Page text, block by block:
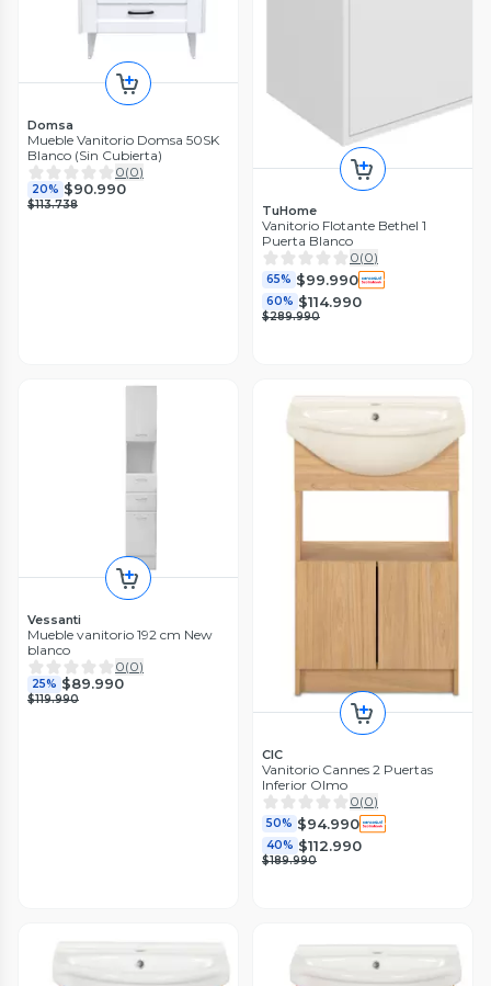
Domsa
Mueble Vanitorio Domsa 50SK
Blanco (Sin Cubierta)
0(0)
20% $90.990
$113.738 TuHome
Vanitorio Flotante Bethel 1
Puerta Blanco
0(0)
65% $99.990
60% $114.990
$289.990
Vessanti
Mueble vanitorio 192 cm New
blanco
0(0)
25% $89.990
$119.990
CIC
Vanitorio Cannes 2 Puertas
Inferior Olmo
0(0)
50% $94.990
40% $112.990
$189.990